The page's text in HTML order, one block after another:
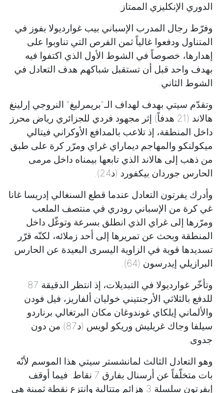
الدوري الإنكليزي الممتاز.
وفرّط رجال المدرب الإسباني بيب غوارديولا بفوز في
المتناول ودفعوا غالياً ثمن الفرص التي تناوبوا على
إهدارها، خصوصاً في الشوط الأول الذي اكتفوا فيه
بهدف واحد قبل أن تستقبل شباكهم هدف التعادل في
الشوط الثاني.
وتقدّم سيتي بهدف لهداف الـ"بريمرليغ" النروجي إرلينغ
هالاند (21 هدفاً) إثر مجهود فردي للجزائري رياض محرز
داخل المنطقة، إذ تلاعب بالمدافع الأوكراني فيتالي
ميكولنكو والمهاجم ديماراي غراي ومرّر كرة على طبق
من ذهب إلى هالاند الذي تابعها بيمناه داخل مرمى
الحارس جوردان بيكفورد (د24).
وأدرك يفرتون التعادل عندما قطع السنغالي إدريسا غانا
غي كرة من الإسباني رودري في منتصف الملعب
ومرّرها إلى غراي الذي انطلق بسرعة وتوغّل داخل
المنطقة وبحث عن تمريرها إلى أحد زملائه، لكنّه قرّر
تسديدها قوية في الزاوية اليسرى البعيدة عن الحارس
البرازيلي إيدرسون (64).
وتأخّر غوارديولا في التبديلات، إذ انتظر الدقيقة 87
للدفع بالثلاثي الأرجنتيني خوليان ألفاريز، فيل فودن
والألماني إيلكاي غوندوغان مكان البرتغالي برناردو
سيلفا وجاك غريليش وريكو لويس (د87) من دون
جدوى.
وهو التعادل الثالث لمانشستر سيتي هذا الموسم لأنّه
بات متخلّفاً عن أرسنال بفارق 7 نقاط. فيما أوقف
إيفرتون سلسلة 3 هزائم متتالية وانتزع نقطة ثمينة هي